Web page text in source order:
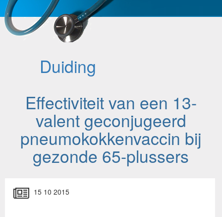
Duiding
Effectiviteit van een 13-
valent geconjugeerd
pneumokokkenvaccin bij
gezonde 65-plussers
15 10 2015